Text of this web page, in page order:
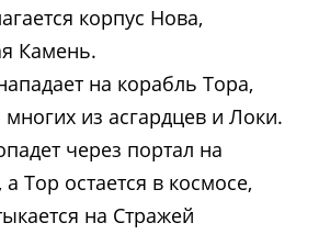
корпус Нова,
Камень.
на корабль Тора,
многих из асгардцев и Локи.
через портал на
Тор остается в космосе,
на Стражей